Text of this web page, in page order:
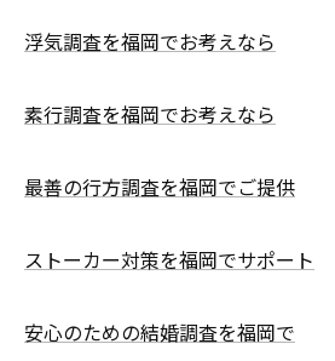
浮気調査を福岡でお考えなら
素行調査を福岡でお考えなら
最善の行方調査を福岡でご提供
ストーカー対策を福岡でサポート
安心のための結婚調査を福岡で